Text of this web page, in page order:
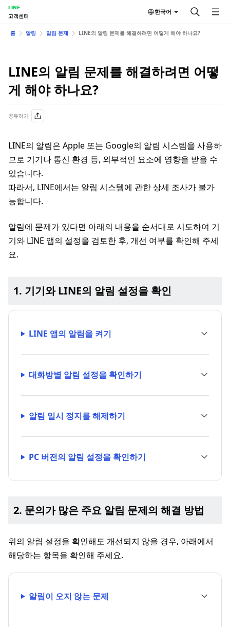
LINE
고객센터
한국어
홈 알림 알림 문제 LINE의 알림 문제를 해결하려면 어떻게 해야 하나요?
LINE의 알림 문제를 해결하려면 어떻
게 해야 하나요?
공유하기
LINE의 알림은 Apple 또는 Google의 알림 시스템을 사용하
므로 기기나 통신 환경 등, 외부적인 요소에 영향을 받을 수
있습니다.
따라서, LINE에서는 알림 시스템에 관한 상세 조사가 불가
능합니다.
알림에 문제가 있다면 아래의 내용을 순서대로 시도하여 기
기와 LINE 앱의 설정을 검토한 후, 개선 여부를 확인해 주세
요.
1. 기기와 LINE의 알림 설정을 확인
LINE 앱의 알림을 켜기
대화방별 알림 설정을 확인하기
알림 일시 정지를 해제하기
PC 버전의 알림 설정을 확인하기
2. 문의가 많은 주요 알림 문제의 해결 방법
위의 알림 설정을 확인해도 개선되지 않을 경우, 아래에서
해당하는 항목을 확인해 주세요.
알림이 오지 않는 문제